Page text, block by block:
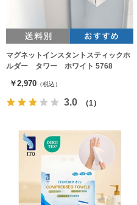
マグネットインスタントスティックホ
ルダー タワー ホワイト 5768
￥2,970 （税込）
3.0 （1）